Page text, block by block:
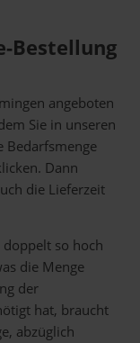
Bestellung
angeboten
Sie in unseren
Bedarfsmenge
Dann
die Lieferzeit
so hoch
die Menge
der
hat, braucht
abzüglich